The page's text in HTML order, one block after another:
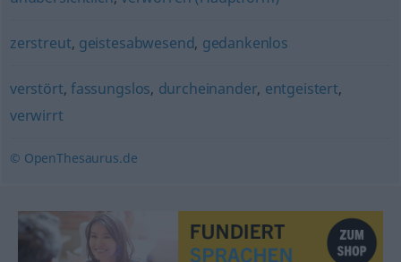
zerstreut, geistesabwesend, gedankenlos
verstört, fassungslos, durcheinander, entgeistert,
verwirrt
© OpenThesaurus.de